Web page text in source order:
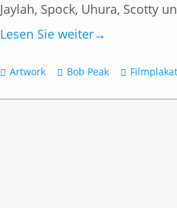
Jaylah, Spock, Uhura, Scotty
Lesen Sie weiter→
Artwork Bob Peak Filmplakat